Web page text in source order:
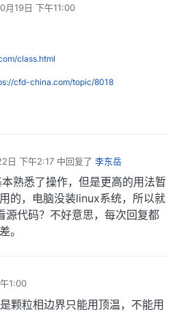
月19日 下午11:00
class.html
cfd-china.com/topic/8018
日 下午2:17 中回复了 李东岳
熟悉了操作，但是更高的用法暂
的，电脑没装linux系统，所以就
源代码？不好意思，每次回复都
。
1:00
颗粒相边界只能用顶温，不能用